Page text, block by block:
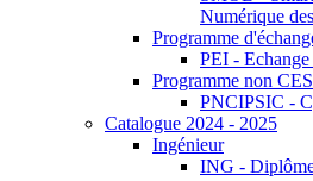
Numérique
Programme
PEI -
Programme non CES
PNCIPSIC -
Catalogue 2024 - 2025
Ingénieur
ING -